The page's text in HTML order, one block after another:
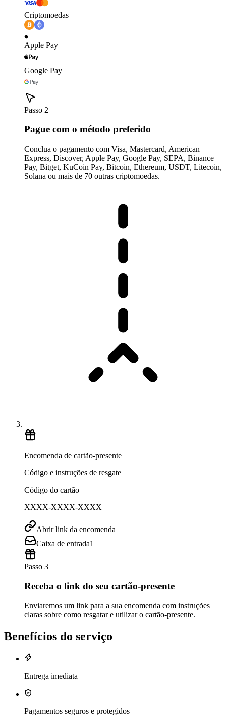
Criptomoedas
Apple Pay
Google Pay
Passo 2
Pague com o método preferido
Conclua o pagamento com Visa, Mastercard, American
Express, Discover, Apple Pay, Google Pay, SEPA, Binance
Pay, Bitget, KuCoin Pay, Bitcoin, Ethereum, USDT, Litecoin,
Solana ou mais de 70 outras criptomoedas.
Encomenda de cartão-presente
Código e instruções de resgate
Código do cartão
XXXX-XXXX-XXXX
Abrir link da encomenda
Caixa de entrada1
Passo 3
Receba o link do seu cartão-presente
Enviaremos um link para a sua encomenda com instruções
claras sobre como resgatar e utilizar o cartão-presente.
Benefícios do serviço
Entrega imediata
Pagamentos seguros e protegidos